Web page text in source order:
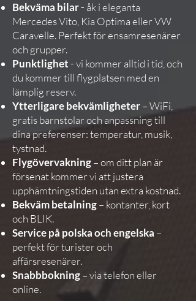
Bekväma bilar- åk i eleganta
Mercedes Vito, Kia Optima eller VW
Caravelle. Perfekt för ensamresenärer
och grupper.
Punktlighet- vi kommer alltid i tid, och
du kommer till flygplatsen med en
lämplig reserv.
Ytterligare bekvämligheter– WiFi,
gratis barnstolar och anpassning till
dina preferenser: temperatur, musik,
tystnad.
Flygövervakning– om ditt plan är
försenat kommer vi att justera
upphämtningstiden utan extra kostnad.
Bekväm betalning– kontanter, kort
och BLIK.
Service på polska och engelska –
perfekt för turister och
affärsresenärer.
Snabbbokning– via telefon eller
online.